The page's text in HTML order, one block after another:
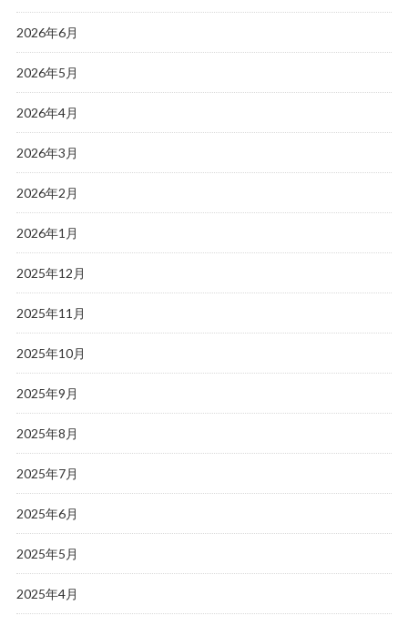
2026年6月
2026年5月
2026年4月
2026年3月
2026年2月
2026年1月
2025年12月
2025年11月
2025年10月
2025年9月
2025年8月
2025年7月
2025年6月
2025年5月
2025年4月